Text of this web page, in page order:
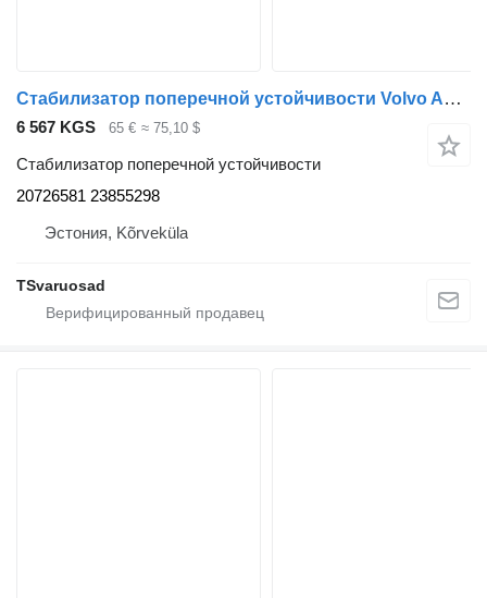
Стабилизатор поперечной устойчивости Volvo Anti-roll bar 20726581 для тягача Volvo FE280
6 567 KGS 65 € ≈ 75,10 $
Стабилизатор поперечной устойчивости
20726581 23855298
Эстония, Kõrveküla
TSvaruosad